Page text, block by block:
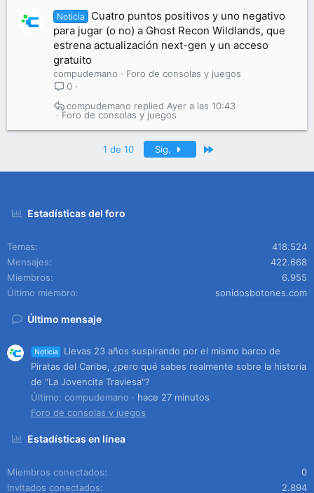
Noticia
Cuatro puntos positivos y uno negativo
para jugar (o no) a Ghost Recon Wildlands, que
estrena actualización next-gen y un acceso
gratuito
compudemano
Foro de consolas y juegos
0
Foro de consolas y juegos
Ayer a las 10:43
compudemano
1 de 10 Sig.
Estadísticas del foro
Temas
418.524
Mensajes
422.668
Miembros
6.955
Último miembro
sonidosbotones.com
Último mensaje
Noticia
Llevas 23 años suspirando por el mismo barco de
Piratas del Caribe, ¿pero qué sabes realmente sobre la historia
de "La Jovencita Traviesa"?
Último: compudemano
hace 27 minutos
Foro de consolas y juegos
Estadísticas en línea
Miembros conectados
0
Invitados conectados
2.894